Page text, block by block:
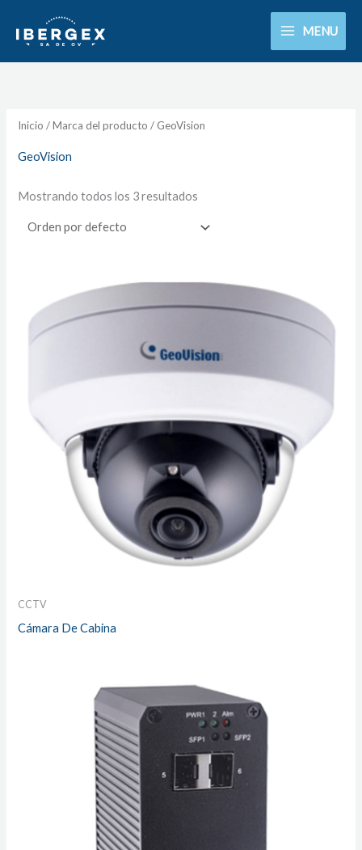
MENU
Inicio / Marca del producto / GeoVision
GeoVision
Mostrando todos los 3 resultados
CCTV
Cámara De Cabina